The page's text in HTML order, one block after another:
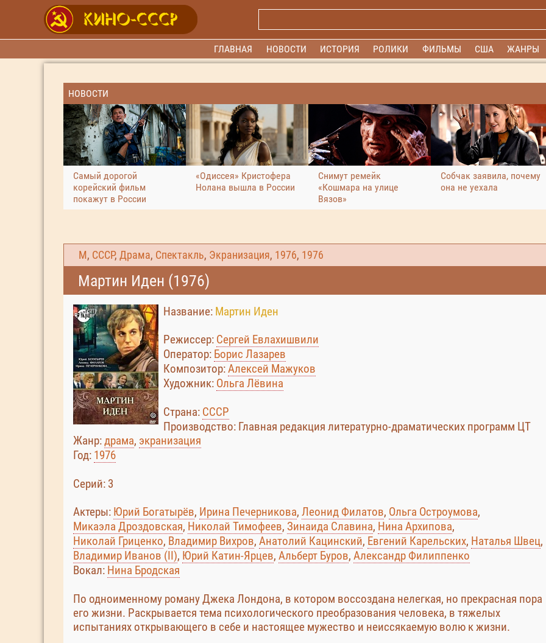
ГЛАВНАЯ НОВОСТИ ИСТОРИЯ РОЛИКИ ФИЛЬМЫ США ЖАНРЫ
НОВОСТИ
Самый дорогой
корейский фильм
покажут в России
«Одиссея» Кристофера
Нолана вышла в России
Снимут ремейк
«Кошмара на улице
Вязов»
Собчак заявила, почему
она не уехала
М , СССР, Драма, Спектакль, Экранизация, 1976, 1976
Мартин Иден (1976)
Название: Мартин Иден
Режиссер: Сергей Евлахишвили
Оператор: Борис Лазарев
Композитор:Алексей Мажуков
Художник: Ольга Лёвина
Страна: СССР
Производство: Главная редакция литературно-драматических программ ЦТ
Жанр:драма, экранизация
Год: 1976
Cерий: 3
Актеры: Юрий Богатырёв, Ирина Печерникова, Леонид Филатов, Ольга Остроумова,
Микаэла Дроздовская, Николай Тимофеев, Зинаида Славина, Нина Архипова,
Николай Гриценко, Владимир Вихров, Анатолий Кацинский, Евгений Карельских, Наталья Швец,
Владимир Иванов (II), Юрий Катин-Ярцев, Альберт Буров, Александр Филиппенко
Вокал: Нина Бродская
По одноименному роману Джека Лондона, в котором воссоздана нелегкая, но прекрасная пора
его жизни. Раскрывается тема психологического преобразования человека, в тяжелых
испытаниях открывающего в себе и настоящее мужество и неиссякаемую волю к жизни.